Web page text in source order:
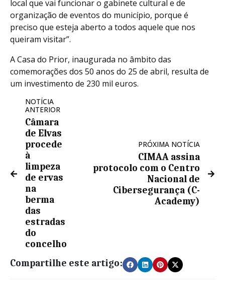
local que vai funcionar o gabinete cultural e de
organização de eventos do município, porque é
preciso que esteja aberto a todos aquele que nos
queiram visitar”.
A Casa do Prior, inaugurada no âmbito das
comemorações dos 50 anos do 25 de abril, resulta de
um investimento de 230 mil euros.
NOTÍCIA
ANTERIOR
Câmara
de Elvas
procede
à
limpeza
de ervas
na
berma
das
estradas
do
concelho
PRÓXIMA NOTÍCIA
CIMAA assina
protocolo com o Centro
Nacional de
Cibersegurança (C-
Academy)
Compartilhe este artigo: